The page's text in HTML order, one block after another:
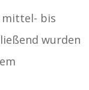
mittel- bis
wurden